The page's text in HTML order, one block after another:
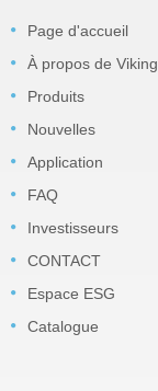
Page d'accueil
À propos de Viking
Produits
Nouvelles
Application
FAQ
Investisseurs
CONTACT
Espace ESG
Catalogue